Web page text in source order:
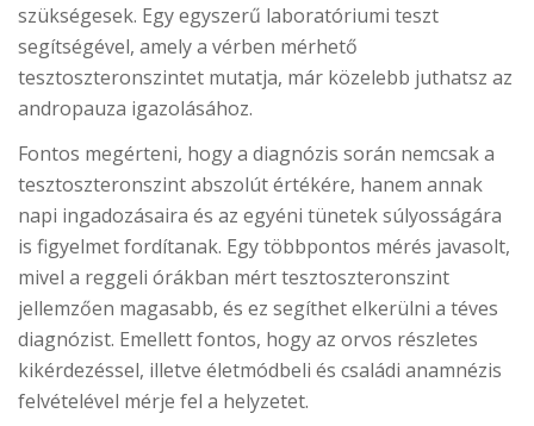
szükségesek. Egy egyszerű laboratóriumi teszt
segítségével, amely a vérben mérhető
tesztoszteronszintet mutatja, már közelebb juthatsz az
andropauza igazolásához.
Fontos megérteni, hogy a diagnózis során nemcsak a
tesztoszteronszint abszolút értékére, hanem annak
napi ingadozásaira és az egyéni tünetek súlyosságára
is figyelmet fordítanak. Egy többpontos mérés javasolt,
mivel a reggeli órákban mért tesztoszteronszint
jellemzően magasabb, és ez segíthet elkerülni a téves
diagnózist. Emellett fontos, hogy az orvos részletes
kikérdezéssel, illetve életmódbeli és családi anamnézis
felvételével mérje fel a helyzetet.